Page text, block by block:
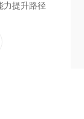
力提升路径